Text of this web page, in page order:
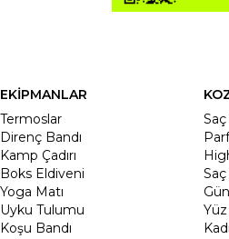
EKİPMANLAR
Termoslar
Direnç Bandı
Kamp Çadırı
Boks Eldiveni
Yoga Matı
Uyku Tulumu
Koşu Bandı
Saç